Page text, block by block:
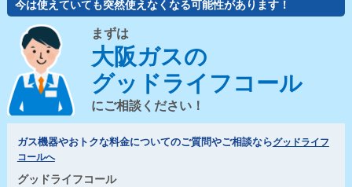
今は使えていても突然使えなくなる可能性があります！
まずは
大阪ガスの
グッドライフコール
にご相談ください！
ガス機器やおトクな料金についてのご質問やご相談ならグッドライフ
コールへ
グッドライフコール